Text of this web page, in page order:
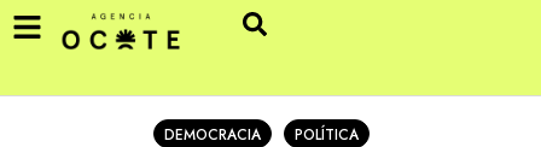
DEMOCRACIA POLÍTICA